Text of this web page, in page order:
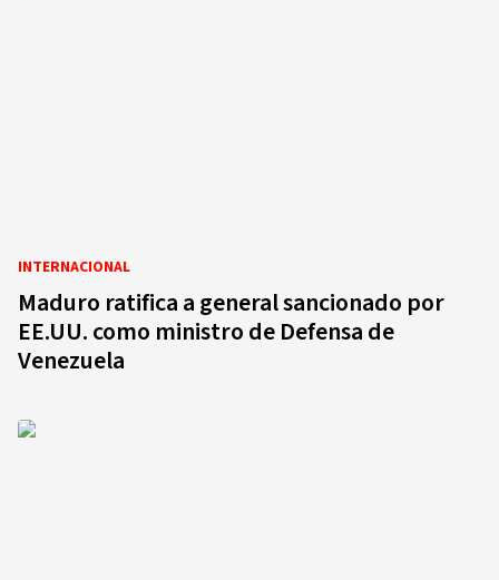
INTERNACIONAL
Maduro ratifica a general sancionado por
EE.UU. como ministro de Defensa de
Venezuela